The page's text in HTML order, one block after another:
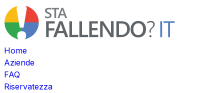
Home
Aziende
FAQ
Riservatezza